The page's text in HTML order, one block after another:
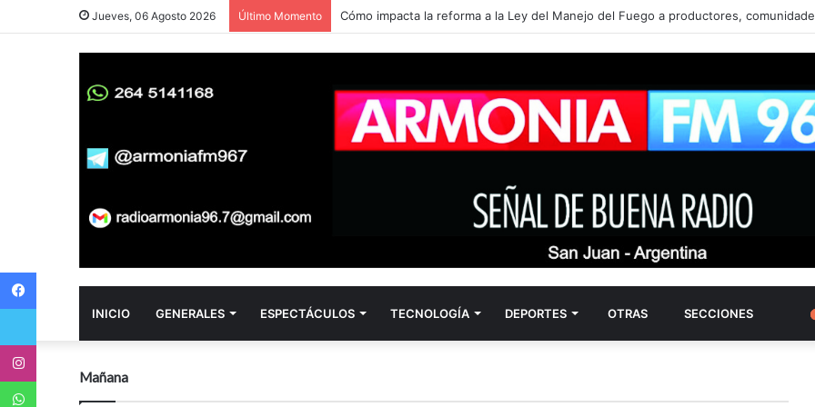
Jueves, 06 Agosto 2026 Último Momento
INICIO GENERALES ESPECTÁCULOS TECNOLOGÍA DEPORTES OTRAS SECCIONES
Mañana
Facebook
Instagram
WhatsApp